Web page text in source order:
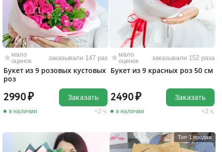
мало
оценок
заказывали 147 раз
Букет из 9 розовых кустовых
роз
2990
в наличии 2 ч.
Заказать
мало
оценок
заказывали 152 раза
Букет из 9 красных роз 50 см
2490
в наличии 2 ч.
Заказать
Топ-1 продаж